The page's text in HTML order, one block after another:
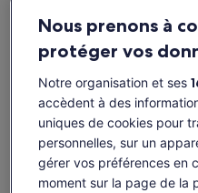
Disponibilité
Dates
ven. 7 août – ven.
ven. 7 août
-
sam. 8 août
-
Nous prenons à
protéger vos
Notre organisation et ses
accèdent à des
uniques de cookies pour
personnelles, sur un
gérer vos préférences en
moment sur la page de la